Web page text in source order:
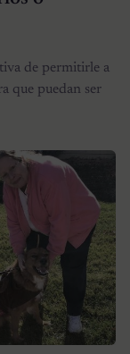
de permitirle a
que puedan ser